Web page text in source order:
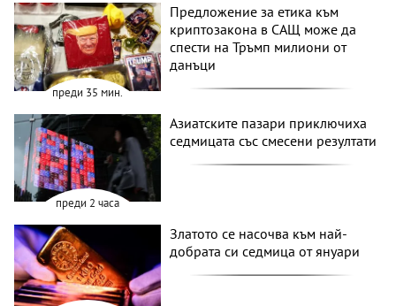
преди 35 мин.
Предложение за етика към
криптозакона в САЩ може да
спести на Тръмп милиони от
данъци
преди 2 часа
Азиатските пазари приключиха
седмицата със смесени резултати
Златото се насочва към най-
добрата си седмица от януари